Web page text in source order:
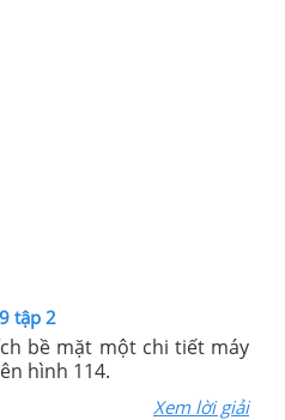
tập 2
bề mặt một chi tiết máy
hình 114.
Xem lời giải